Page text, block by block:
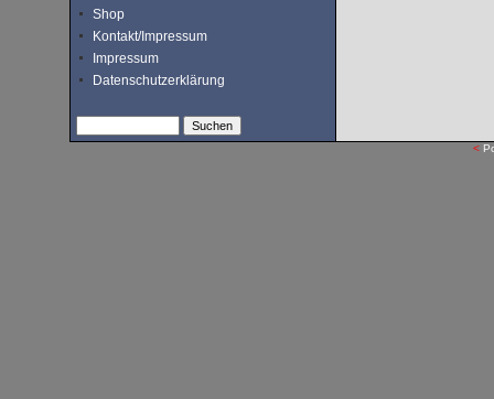
Shop
Kontakt/Impressum
Impressum
Datenschutzerklärung
<